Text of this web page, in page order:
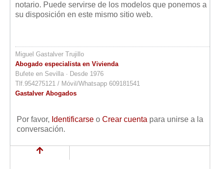
notario. Puede servirse de los modelos que ponemos a
su disposición en este mismo sitio web.
Miguel Gastalver Trujillo
Abogado especialista en Vivienda
Bufete en Sevilla · Desde 1976
Tlf.954275121 / Móvil/Whatsapp 609181541
Gastalver Abogados
Por favor, Identificarse o Crear cuenta para unirse a la
conversación.